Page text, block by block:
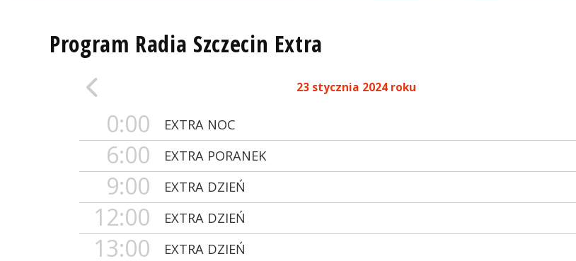
Program Radia Szczecin Extra
23 stycznia 2024 roku
0:00 EXTRA NOC
6:00 EXTRA PORANEK
9:00 EXTRA DZIEŃ
12:00 EXTRA DZIEŃ
13:00 EXTRA DZIEŃ